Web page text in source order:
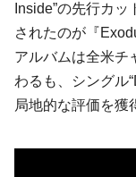
Inside”の先行カ
されたのが『
アルバムは全米チ
わるも、シングル
局地的な評価を獲